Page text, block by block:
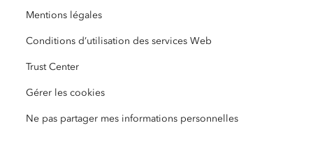
Esri Store
Esri Press
Dictionnaire SIG
Code de conduite professionnelle
Plan du site
Enseignement
Égalité raciale
Mentions légales
Conditions d’utilisation des services Web
Trust Center
Gérer les cookies
Ne pas partager mes informations personnelles